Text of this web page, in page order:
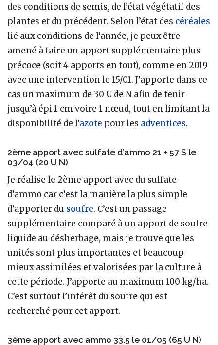
des conditions de semis, de l’état végétatif des
plantes et du précédent. Selon l’état des céréales
lié aux conditions de l’année, je peux être
amené à faire un apport supplémentaire plus
précoce (soit 4 apports en tout), comme en 2019
avec une intervention le 15/01. J’apporte dans ce
cas un maximum de 30 U de N afin de tenir
jusqu’à épi 1 cm voire 1 nœud, tout en limitant la
disponibilité de l’azote pour les adventices.
2ème apport avec sulfate d’ammo 21 + 57 S le
03/04 (20 U N)
Je réalise le 2ème apport avec du sulfate
d’ammo car c’est la manière la plus simple
d’apporter du soufre. C’est un passage
supplémentaire comparé à un apport de soufre
liquide au désherbage, mais je trouve que les
unités sont plus importantes et beaucoup
mieux assimilées et valorisées par la culture à
cette période. J’apporte au maximum 100 kg/ha.
C’est surtout l’intérêt du soufre qui est
recherché pour cet apport.
3ème apport avec ammo 33.5 le 01/05 (65 U N)